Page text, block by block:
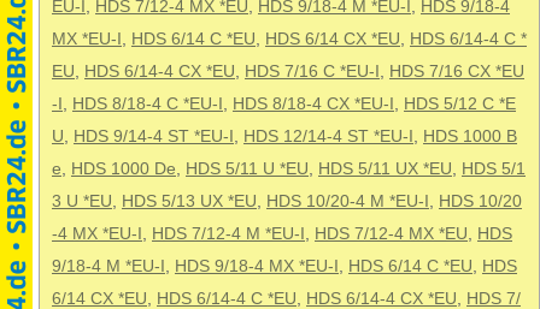
EU-I , HDS 7/12-4 MX *EU, HDS 9/18-4 M *EU-I , HDS 9/18-4
MX *EU-I , HDS 6/14 C *EU, HDS 6/14 CX *EU, HDS 6/14-4 C *
EU, HDS 6/14-4 CX *EU, HDS 7/16 C *EU-I , HDS 7/16 CX *EU
-I , HDS 8/18-4 C *EU-I , HDS 8/18-4 CX *EU-I , HDS 5/12 C *E
U, HDS 9/14-4 ST *EU-I , HDS 12/14-4 ST *EU-I , HDS 1000 B
e, HDS 1000 De, HDS 5/11 U *EU, HDS 5/11 UX *EU, HDS 5/1
3 U *EU, HDS 5/13 UX *EU, HDS 10/20-4 M *EU-I , HDS 10/20
-4 MX *EU-I , HDS 7/12-4 M *EU-I , HDS 7/12-4 MX *EU, HDS
9/18-4 M *EU-I , HDS 9/18-4 MX *EU-I , HDS 6/14 C *EU, HDS
6/14 CX *EU, HDS 6/14-4 C *EU, HDS 6/14-4 CX *EU, HDS 7/